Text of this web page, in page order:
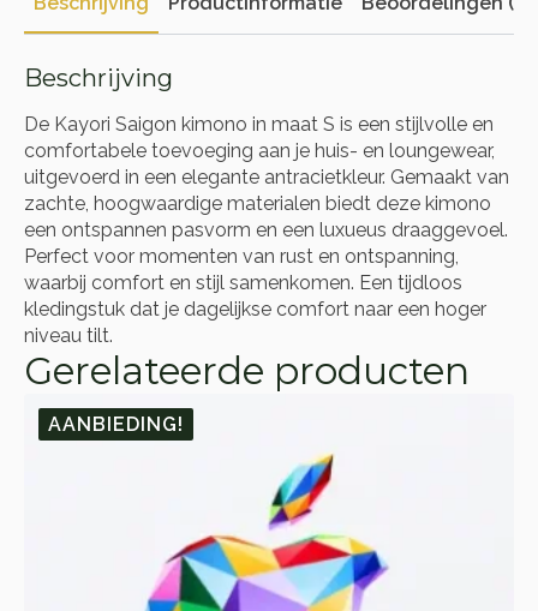
Beschrijving
De Kayori Saigon kimono in maat S is een stijlvolle en
comfortabele toevoeging aan je huis- en loungewear,
uitgevoerd in een elegante antracietkleur. Gemaakt van
zachte, hoogwaardige materialen biedt deze kimono
een ontspannen pasvorm en een luxueus draaggevoel.
Perfect voor momenten van rust en ontspanning,
waarbij comfort en stijl samenkomen. Een tijdloos
kledingstuk dat je dagelijkse comfort naar een hoger
niveau tilt.
Gerelateerde producten
AANBIEDING!